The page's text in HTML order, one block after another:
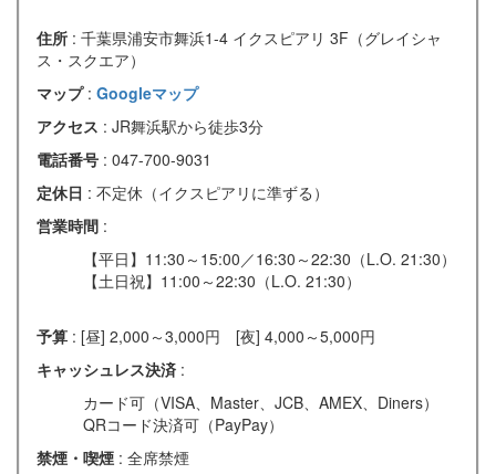
住所 : 千葉県浦安市舞浜1-4 イクスピアリ 3F（グレイシャ
ス・スクエア）
マップ : Googleマップ
アクセス : JR舞浜駅から徒歩3分
電話番号 : 047-700-9031
定休日 : 不定休（イクスピアリに準ずる）
営業時間 :
【平日】11:30～15:00／16:30～22:30（L.O. 21:30）
【土日祝】11:00～22:30（L.O. 21:30）
予算 : [昼] 2,000～3,000円 [夜] 4,000～5,000円
キャッシュレス決済 :
カード可（VISA、Master、JCB、AMEX、Diners）
QRコード決済可（PayPay）
禁煙・喫煙 : 全席禁煙